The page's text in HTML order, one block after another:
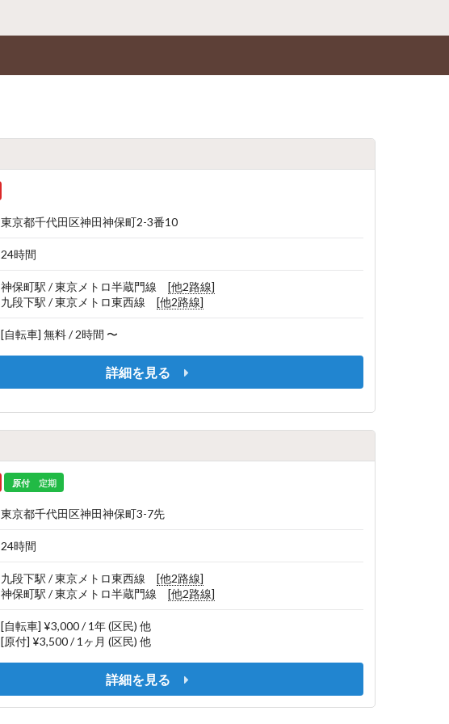
東京都千代田区神田神保町2-3番10
24時間
神保町駅 / 東京メトロ半蔵門線
[他2路線]
九段下駅 / 東京メトロ東西線
[他2路線]
[自転車] 無料 / 2時間 〜
詳細を見る
原付 定期
東京都千代田区神田神保町3-7先
24時間
九段下駅 / 東京メトロ東西線
[他2路線]
神保町駅 / 東京メトロ半蔵門線
[他2路線]
[自転車] ¥3,000 / 1年 (区民) 他
[原付] ¥3,500 / 1ヶ月 (区民) 他
詳細を見る